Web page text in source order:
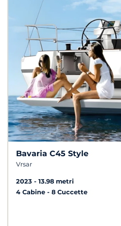
Bavaria C45 Style
Vrsar
2023
13.98 metri
4 Cabine
8 Cuccette